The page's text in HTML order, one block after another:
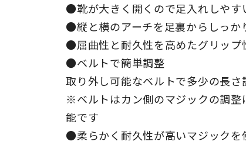
●靴が大きく開くので足入れしやす
●縦と横のアーチを足裏からしっか
●屈曲性と耐久性を高めたグリップ
●ベルトで簡単調整
取り外し可能なベルトで多少の長さ
※ベルトはカン側のマジックの調
能です
●柔らかく耐久性が高いマジックを